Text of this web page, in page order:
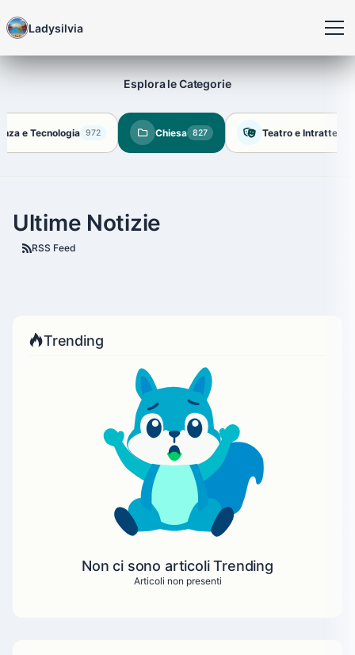
Ladysilvia
Esplora le Categorie
e Tecnologia 972 Chiesa 827 Teatro e
Ultime Notizie
RSS Feed
Trending
Non ci sono articoli Trending
Articoli non presenti